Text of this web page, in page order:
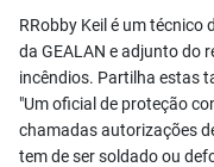
RRobby Keil é um
da GEALAN e adjunto do
incêndios. Partilha estas
"Um oficial de proteção
chamadas autorizações
tem de ser soldado ou